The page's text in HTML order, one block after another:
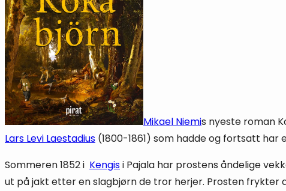
Mikael Niemis nyeste roman
Lars Levi Laestadius (1800-1861) som hadde og fortsatt
Sommeren 1852 i Kengisi Pajala har prostens åndelige
ut på jakt etter en slagbjørn de tror herjer. Prosten frykter